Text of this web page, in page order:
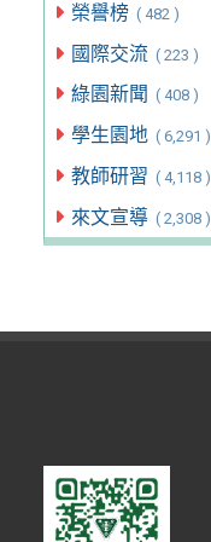
榮譽榜 ( 482 )
國際交流 ( 223 )
綠園新聞 ( 408 )
學生園地 ( 6,291 )
教師研習 ( 4,118 )
來文宣導 ( 2,308 )